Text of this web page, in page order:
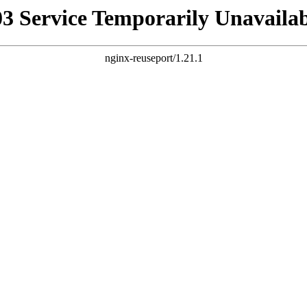
Service Temporarily
nginx-reuseport/1.21.1